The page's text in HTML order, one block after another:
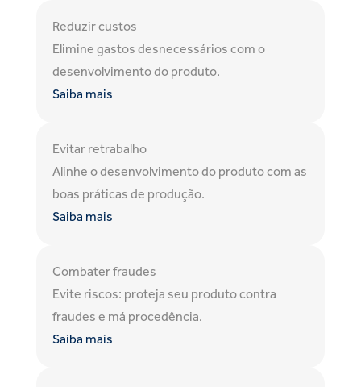
Reduzir custos
Elimine gastos desnecessários com o
desenvolvimento do produto.
Saiba mais
Evitar retrabalho
Alinhe o desenvolvimento do produto com as
boas práticas de produção.
Saiba mais
Combater fraudes
Evite riscos: proteja seu produto contra
fraudes e má procedência.
Saiba mais